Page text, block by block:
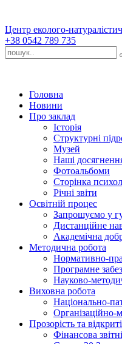
Центр еколого-
+38 0542 789 735
Головна
Новини
Про заклад
Історія
Структурні
Музей
Наші
Фотоальбоми
Сторінка
Річні звіти
Освітній процес
Запрошуємо у
Дистанційне
Академічна
Методична робота
Нормативно-
Програмне
Науково-
Виховна робота
Національно-
Організаційно-
Прозорість та
Фінансова